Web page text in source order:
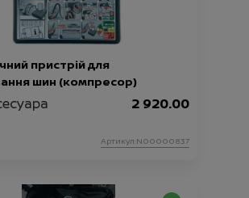
пристрій для
шин (компресор)
2 920.00
Артикул:N00000837